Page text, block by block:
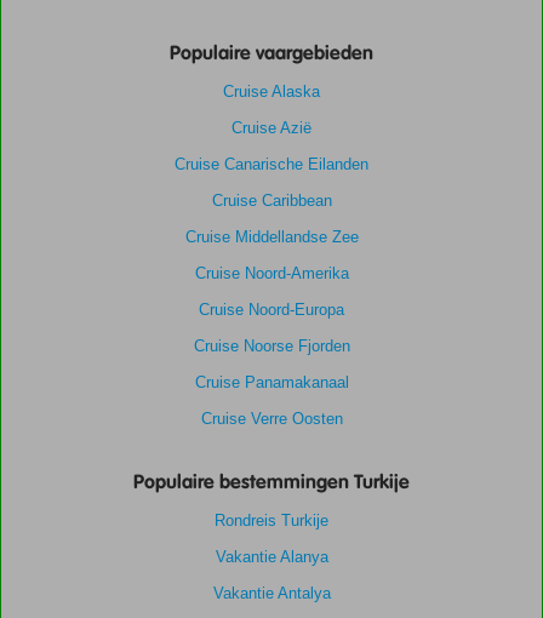
Populaire vaargebieden
Cruise Alaska
Cruise Azië
Cruise Canarische Eilanden
Cruise Caribbean
Cruise Middellandse Zee
Cruise Noord-Amerika
Cruise Noord-Europa
Cruise Noorse Fjorden
Cruise Panamakanaal
Cruise Verre Oosten
Populaire bestemmingen Turkije
Rondreis Turkije
Vakantie Alanya
Vakantie Antalya